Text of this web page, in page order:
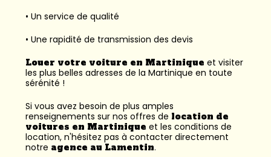
• Un service de qualité
• Une rapidité de transmission des devis
Louer votre voiture en Martinique et visiter
les plus belles adresses de la Martinique en toute
sérénité !
Si vous avez besoin de plus amples
renseignements sur nos offres de location de
voitures en Martinique et les conditions de
location, n'hésitez pas à contacter directement
notre agence au Lamentin.